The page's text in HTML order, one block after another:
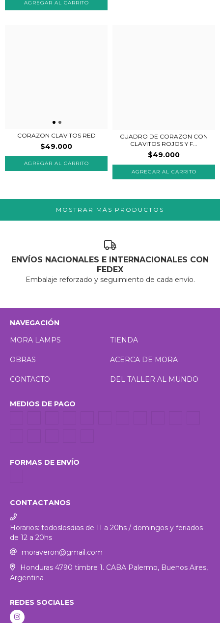
CORAZON CLAVITOS RED
$49.000
AGREGAR AL CARRITO
CUADRO DE CORAZON CON
CLAVITOS ROJOS Y F...
$49.000
AGREGAR AL CARRITO
MOSTRAR MÁS PRODUCTOS
ENVÍOS NACIONALES E INTERNACIONALES CON
FEDEX
Embalaje reforzado y seguimiento de cada envío.
NAVEGACIÓN
MORA LAMPS
TIENDA
OBRAS ACERCA DE MORA
CONTACTO DEL TALLER AL MUNDO
MEDIOS DE PAGO
FORMAS DE ENVÍO
CONTACTANOS
Horarios: todoslosdias de 11 a 20hs / domingos y feriados
de 12 a 20hs
moraveron@gmail.com
Honduras 4790 timbre 1. CABA Palermo, Buenos Aires,
Argentina
REDES SOCIALES